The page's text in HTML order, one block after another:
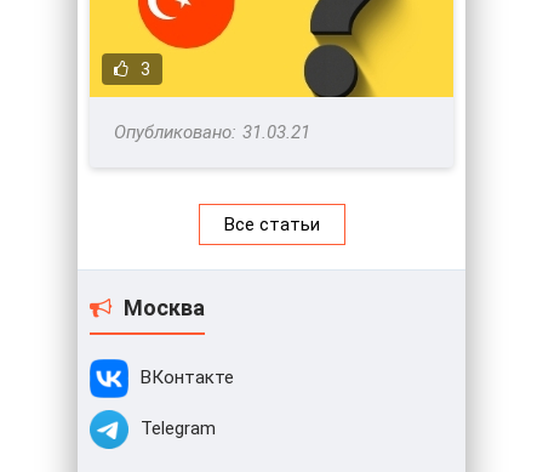
3
31.03.21
Все статьи
Москва
ВКонтакте
Telegram